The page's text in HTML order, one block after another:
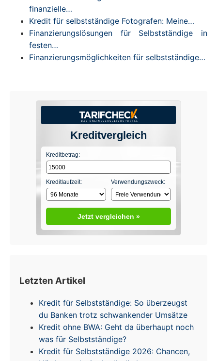
finanzielle…
Kredit für selbstständige Fotografen: Meine…
Finanzierungslösungen für Selbstständige in
festen…
Finanzierungsmöglichkeiten für selbstständige…
Kreditvergleich
Kreditbetrag:
Kreditlaufzeit: Verwendungszweck:
Jetzt vergleichen »
Letzten Artikel
Kredit für Selbstständige: So überzeugst
du Banken trotz schwankender Umsätze
Kredit ohne BWA: Geht da überhaupt noch
was für Selbstständige?
Kredit für Selbstständige 2026: Chancen,